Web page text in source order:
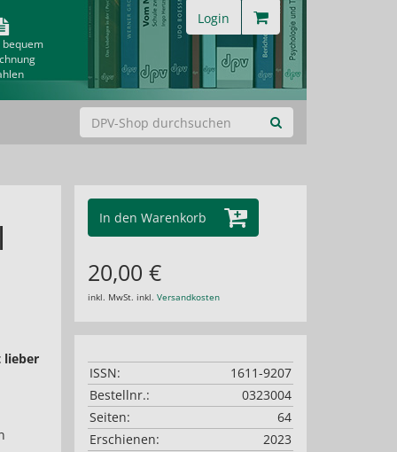
bequem
Login
lieber
In den Warenkorb
20,00 €
inkl. MwSt. inkl. Versandkosten
ISSN:
1611-9207
Bestellnr.:
0323004
Seiten:
64
Erschienen:
2023